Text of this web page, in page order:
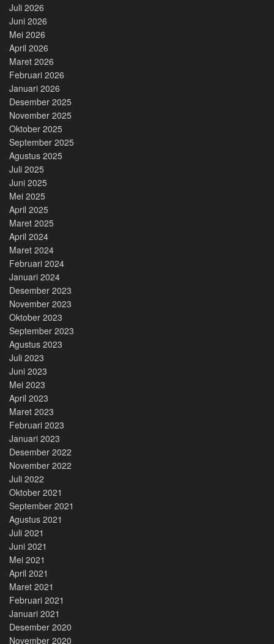
Juli 2026
Juni 2026
Mei 2026
April 2026
Maret 2026
Februari 2026
Januari 2026
Desember 2025
November 2025
Oktober 2025
September 2025
Agustus 2025
Juli 2025
Juni 2025
Mei 2025
April 2025
Maret 2025
April 2024
Maret 2024
Februari 2024
Januari 2024
Desember 2023
November 2023
Oktober 2023
September 2023
Agustus 2023
Juli 2023
Juni 2023
Mei 2023
April 2023
Maret 2023
Februari 2023
Januari 2023
Desember 2022
November 2022
Juli 2022
Oktober 2021
September 2021
Agustus 2021
Juli 2021
Juni 2021
Mei 2021
April 2021
Maret 2021
Februari 2021
Januari 2021
Desember 2020
November 2020